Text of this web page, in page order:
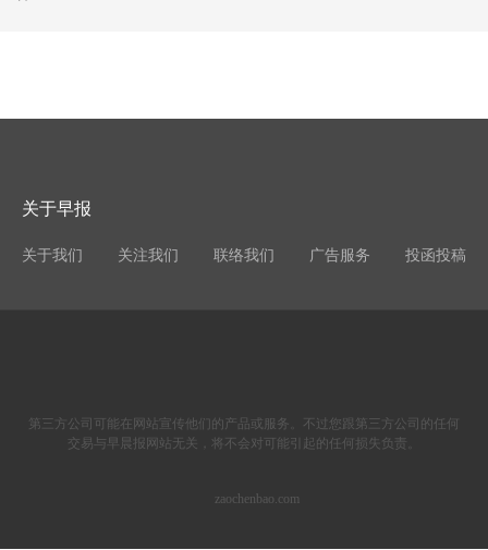
关于早报
关于我们 关注我们 联络我们 广告服务 投函投稿
第三方公司可能在网站宣传他们的产品或服务。不过您跟第三方公司的任何
交易与早晨报网站无关，将不会对可能引起的任何损失负责。
zaochenbao.com